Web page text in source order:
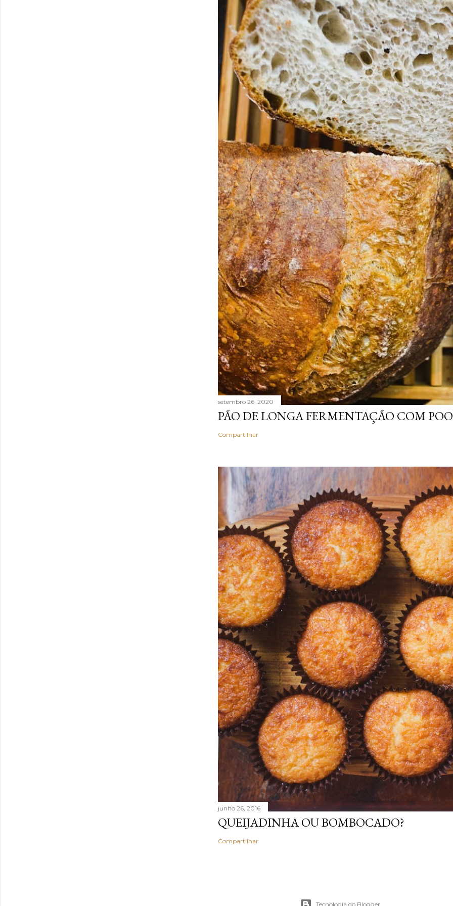
setembro 26, 2020
PÃO DE LONGA FERMENTAÇÃO COM
Compartilhar
junho 26, 2016
QUEIJADINHA OU BOMBOCADO?
Compartilhar
Tecnologia do Blogger